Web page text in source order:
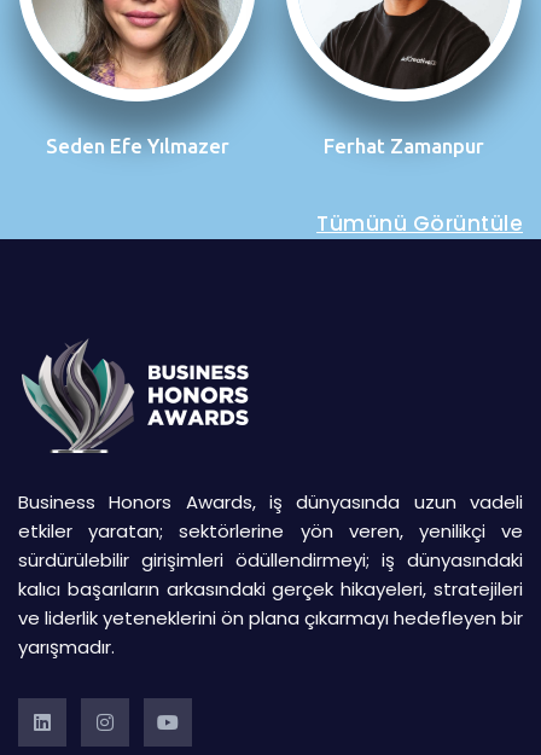
Seden Efe Yılmazer Ferhat Zamanpur
Tümünü Görüntüle
Business Honors Awards, iş dünyasında uzun vadeli
etkiler yaratan; sektörlerine yön veren, yenilikçi ve
sürdürülebilir girişimleri ödüllendirmeyi; iş dünyasındaki
kalıcı başarıların arkasındaki gerçek hikayeleri, stratejileri
ve liderlik yeteneklerini ön plana çıkarmayı hedefleyen bir
yarışmadır.